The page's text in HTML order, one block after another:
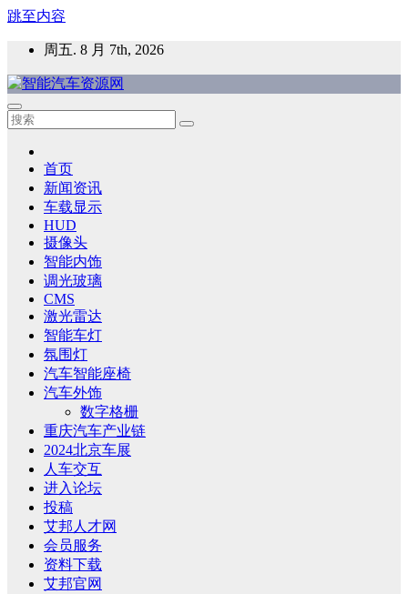
跳至内容
周五. 8 月 7th, 2026
智能汽车资源网
智能表面，智能内饰，新能源汽车，HMI，人车交互，智能车
首页
新闻资讯
车载显示
HUD
摄像头
智能内饰
调光玻璃
CMS
激光雷达
智能车灯
氛围灯
汽车智能座椅
汽车外饰
数字格栅
重庆汽车产业链
2024北京车展
人车交互
进入论坛
投稿
艾邦人才网
会员服务
资料下载
艾邦官网